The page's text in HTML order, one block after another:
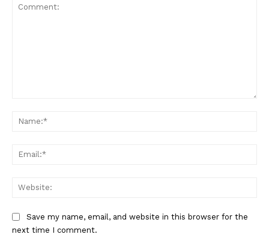
Save my name, email, and website in this browser for the
next time I comment.